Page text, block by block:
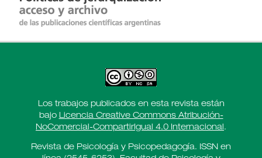
Los trabajos publicados en esta revista están
bajo Licencia Creative Commons Atribución-
NoComercial-CompartirIgual 4.0 Internacional.
Revista de Psicología y Psicopedagogía. ISSN en